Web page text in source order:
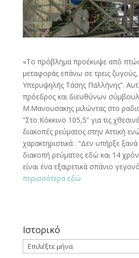
«Το πρόβλημα προέκυψε από
μεταφοράς επάνω σε τρεις
Υπερυψηλής Τάσης Παλλήνης”.
πρόεδρος και διευθύνων
Μ.Μανουσακης μιλώντας στο
“Στο Κόκκινο 105,5” για τις
διακοπές ρεύματος στην Αττική
χαρακτηριστικά : “Δεν υπήρξε ξανά
διακοπή ρεύματος εδώ και 14
είναι ένα εξαιρετικά σπάνιο
περισσότερα εδώ
Ιστορικό
Ιστορικό